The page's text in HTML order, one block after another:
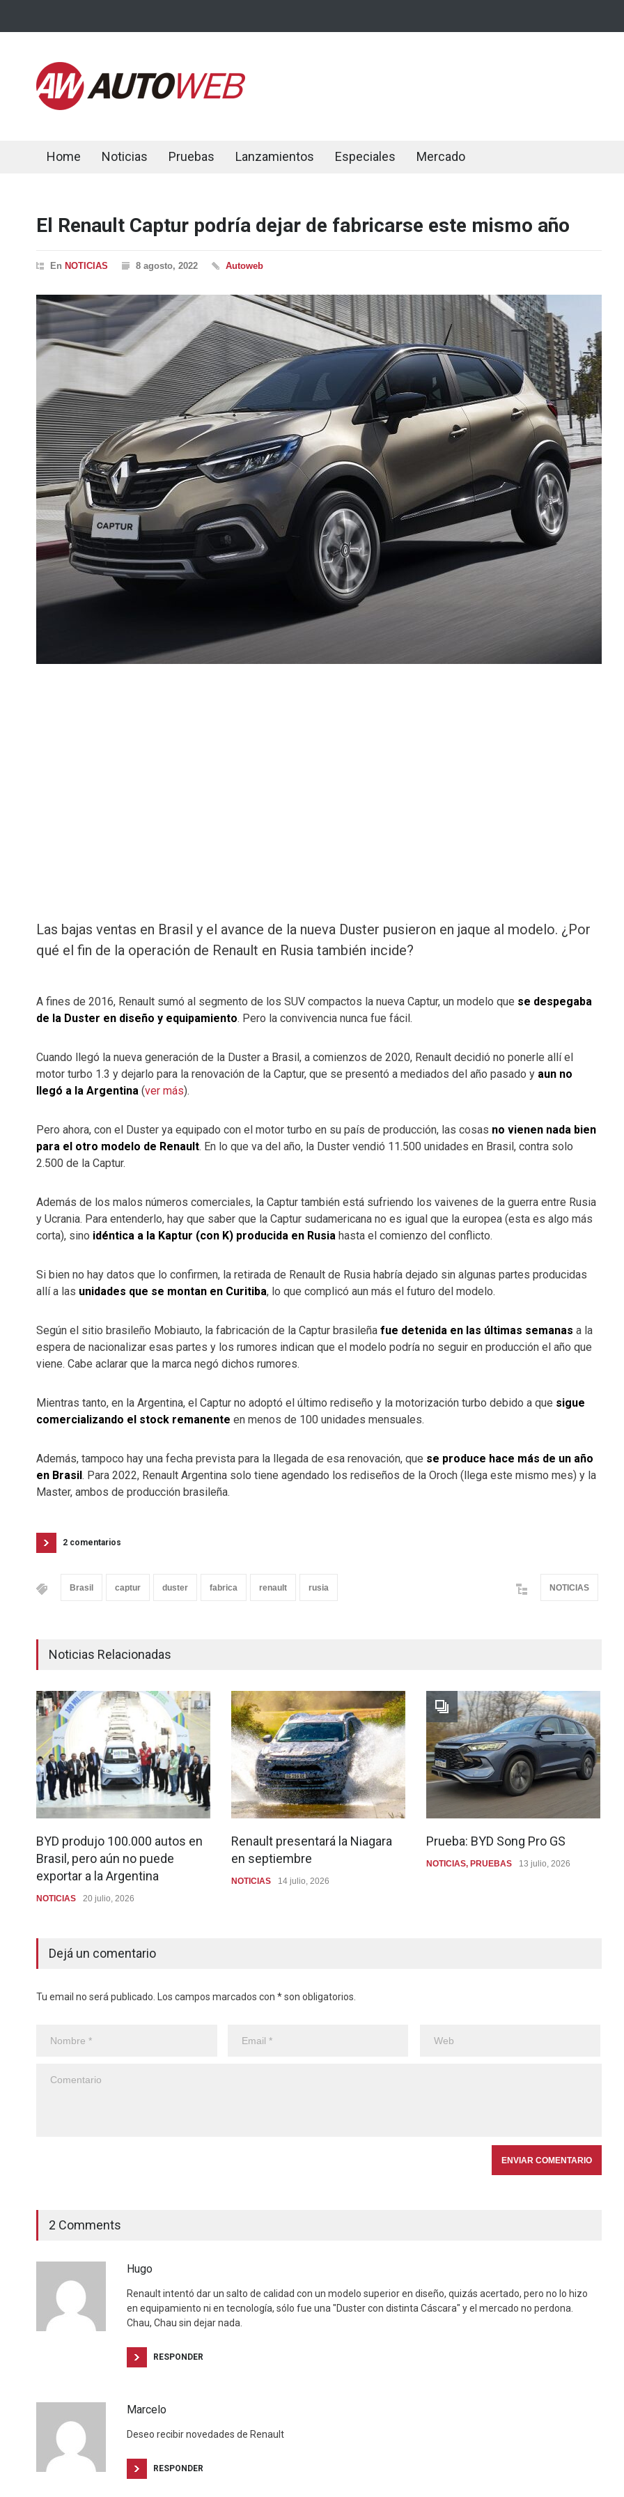
Home Noticias Pruebas Lanzamientos Especiales Mercado
El Renault Captur podría dejar de fabricarse este mismo año
En NOTICIAS 8 agosto, 2022 Autoweb
Las bajas ventas en Brasil y el avance de la nueva Duster pusieron en jaque al modelo. ¿Por
qué el fin de la operación de Renault en Rusia también incide?
A fines de 2016, Renault sumó al segmento de los SUV compactos la nueva Captur, un modelo que se despegaba
de la Duster en diseño y equipamiento. Pero la convivencia nunca fue fácil.
Cuando llegó la nueva generación de la Duster a Brasil, a comienzos de 2020, Renault decidió no ponerle allí el
motor turbo 1.3 y dejarlo para la renovación de la Captur, que se presentó a mediados del año pasado y aun no
llegó a la Argentina (ver más).
Pero ahora, con el Duster ya equipado con el motor turbo en su país de producción, las cosas no vienen nada bien
para el otro modelo de Renault. En lo que va del año, la Duster vendió 11.500 unidades en Brasil, contra solo
2.500 de la Captur.
Además de los malos números comerciales, la Captur también está sufriendo los vaivenes de la guerra entre Rusia
y Ucrania. Para entenderlo, hay que saber que la Captur sudamericana no es igual que la europea (esta es algo más
corta), sino idéntica a la Kaptur (con K) producida en Rusia hasta el comienzo del conflicto.
Si bien no hay datos que lo confirmen, la retirada de Renault de Rusia habría dejado sin algunas partes producidas
allí a las unidades que se montan en Curitiba, lo que complicó aun más el futuro del modelo.
Según el sitio brasileño Mobiauto, la fabricación de la Captur brasileña fue detenida en las últimas semanas a la
espera de nacionalizar esas partes y los rumores indican que el modelo podría no seguir en producción el año que
viene. Cabe aclarar que la marca negó dichos rumores.
Mientras tanto, en la Argentina, el Captur no adoptó el último rediseño y la motorización turbo debido a que sigue
comercializando el stock remanente en menos de 100 unidades mensuales.
Además, tampoco hay una fecha prevista para la llegada de esa renovación, que se produce hace más de un año
en Brasil. Para 2022, Renault Argentina solo tiene agendado los rediseños de la Oroch (llega este mismo mes) y la
Master, ambos de producción brasileña.
2 comentarios
Brasil captur duster fabrica renault rusia NOTICIAS
Noticias Relacionadas
BYD produjo 100.000 autos en
Brasil, pero aún no puede
exportar a la Argentina
NOTICIAS 20 julio, 2026
Renault presentará la Niagara
en septiembre
NOTICIAS 14 julio, 2026
Prueba: BYD Song Pro GS
NOTICIAS, PRUEBAS 13 julio, 2026
Dejá un comentario
Tu email no será publicado. Los campos marcados con * son obligatorios.
2 Comments
Hugo
Renault intentó dar un salto de calidad con un modelo superior en diseño, quizás acertado, pero no lo hizo
en equipamiento ni en tecnología, sólo fue una "Duster con distinta Cáscara" y el mercado no perdona.
Chau, Chau sin dejar nada.
RESPONDER
Marcelo
Deseo recibir novedades de Renault
RESPONDER